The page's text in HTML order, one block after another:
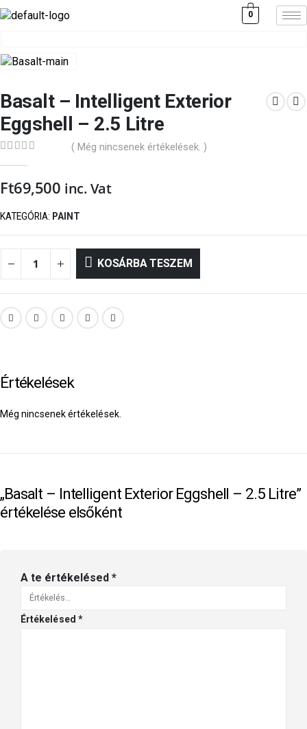
0
Basalt – Intelligent Exterior
Eggshell – 2.5 Litre
( Még nincsenek értékelések. )
Ft69,500 inc. Vat
KATEGÓRIA: PAINT
KOSÁRBA TESZEM
Értékelések
Még nincsenek értékelések.
„Basalt – Intelligent Exterior Eggshell – 2.5 Litre”
értékelése elsőként
A te értékelésed *
Értékelésed *